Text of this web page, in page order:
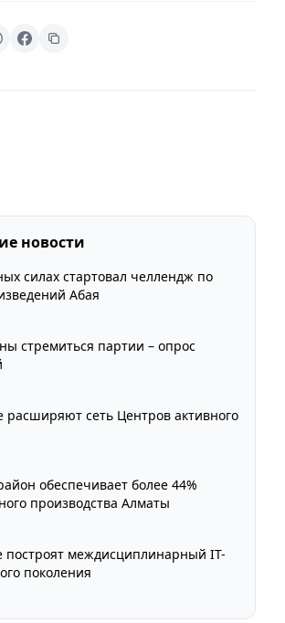
новости
силах стартовал челлендж по
Абая
стремиться партии – опрос
расширяют сеть Центров активного
обеспечивает более 44%
производства Алматы
построят междисциплинарный IT-
поколения